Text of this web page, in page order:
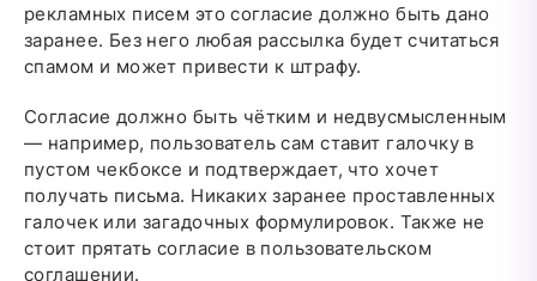
рекламных писем это согласие должно быть дано
заранее. Без него любая рассылка будет считаться
спамом и может привести к штрафу.
Согласие должно быть чётким и недвусмысленным
— например, пользователь сам ставит галочку в
пустом чекбоксе и подтверждает, что хочет
получать письма. Никаких заранее проставленных
галочек или загадочных формулировок. Также не
стоит прятать согласие в пользовательском
соглашении.